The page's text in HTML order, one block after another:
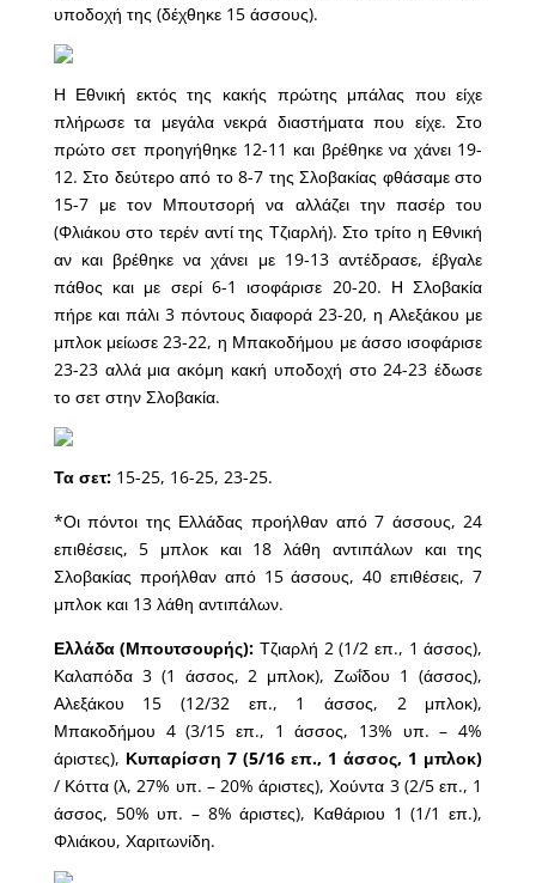
υποδοχή της (δέχθηκε 15 άσσους).
Η Εθνική εκτός της κακής πρώτης μπάλας που είχε
πλήρωσε τα μεγάλα νεκρά διαστήματα που είχε. Στο
πρώτο σετ προηγήθηκε 12-11 και βρέθηκε να χάνει 19-
12. Στο δεύτερο από το 8-7 της Σλοβακίας φθάσαμε στο
15-7 με τον Μπουτσορή να αλλάζει την πασέρ του
(Φλιάκου στο τερέν αντί της Τζιαρλή). Στο τρίτο η Εθνική
αν και βρέθηκε να χάνει με 19-13 αντέδρασε, έβγαλε
πάθος και με σερί 6-1 ισοφάρισε 20-20. Η Σλοβακία
πήρε και πάλι 3 πόντους διαφορά 23-20, η Αλεξάκου με
μπλοκ μείωσε 23-22, η Μπακοδήμου με άσσο ισοφάρισε
23-23 αλλά μια ακόμη κακή υποδοχή στο 24-23 έδωσε
το σετ στην Σλοβακία.
Τα σετ:15-25, 16-25, 23-25.
*Οι πόντοι της Ελλάδας προήλθαν από 7 άσσους, 24
επιθέσεις, 5 μπλοκ και 18 λάθη αντιπάλων και της
Σλοβακίας προήλθαν από 15 άσσους, 40 επιθέσεις, 7
μπλοκ και 13 λάθη αντιπάλων.
Ελλάδα (Μπουτσουρής): Τζιαρλή 2 (1/2 επ., 1 άσσος),
Καλαπόδα 3 (1 άσσος, 2 μπλοκ), Ζωΐδου 1 (άσσος),
Αλεξάκου 15 (12/32 επ., 1 άσσος, 2 μπλοκ),
Μπακοδήμου 4 (3/15 επ., 1 άσσος, 13% υπ. – 4%
άριστες), Κυπαρίσση 7 (5/16 επ., 1 άσσος, 1 μπλοκ)
/ Κόττα (λ, 27% υπ. – 20% άριστες), Χούντα 3 (2/5 επ., 1
άσσος, 50% υπ. – 8% άριστες), Καθάριου 1 (1/1 επ.),
Φλιάκου, Χαριτωνίδη.